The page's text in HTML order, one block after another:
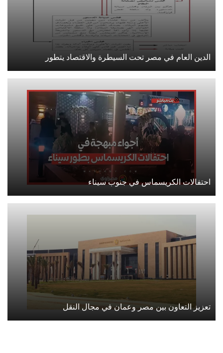
الدين العام في مصر تحت السيطرة والاقتصاد يتطور
احتفالات الكريسماس في جنوب سيناء
تعزيز التعاون بين مصر وعمان في مجال النقل